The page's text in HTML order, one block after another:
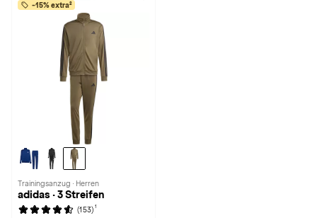
-15% extra²
Trainingsanzug · Herren
adidas · 3 Streifen
(153) 1